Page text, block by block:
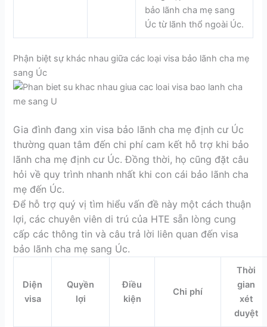
bảo lãnh cha mẹ sang
Úc từ lãnh thổ ngoài Úc.
Phận biệt sự khác nhau giữa các loại visa bảo lãnh cha mẹ
sang Úc
Gia đình đang xin visa bảo lãnh cha mẹ định cư Úc
thường quan tâm đến chi phí cam kết hỗ trợ khi bảo
lãnh cha mẹ định cư Úc. Đồng thời, họ cũng đặt câu
hỏi về quy trình nhanh nhất khi con cái bảo lãnh cha
mẹ đến Úc.
Để hỗ trợ quý vị tìm hiểu vấn đề này một cách thuận
lợi, các chuyên viên di trú của HTE sẵn lòng cung
cấp các thông tin và câu trả lời liên quan đến visa
bảo lãnh cha mẹ sang Úc.
Diện
visa
Quyền
lợi
Điều
kiện
Chi phí
Thời
gian
xét
duyệt